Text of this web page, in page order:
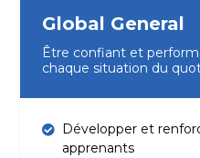
Global General
Être confiant et
chaque situation du
Développer et
apprenants